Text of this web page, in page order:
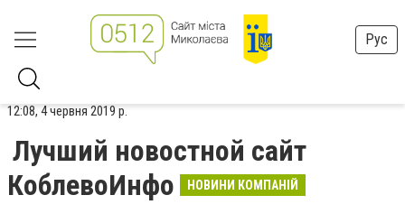
Рус
12:08, 4 червня 2019 р.
Лучший новостной сайт
КоблевоИнфо
НОВИНИ КОМПАНІЙ